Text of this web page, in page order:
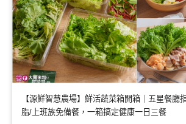
【源鮮智慧農場】鮮活蔬菜箱開箱｜五星餐廳
脂/上班族免備餐，一箱搞定健康一日三餐